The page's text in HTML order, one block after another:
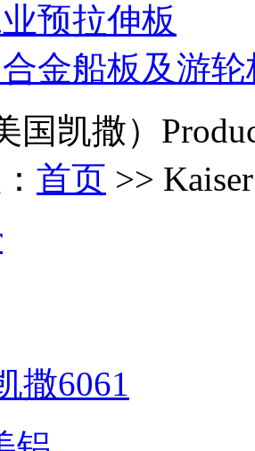
预拉伸板
金船板及游轮
国凯撒）
首页 >>
撒6061